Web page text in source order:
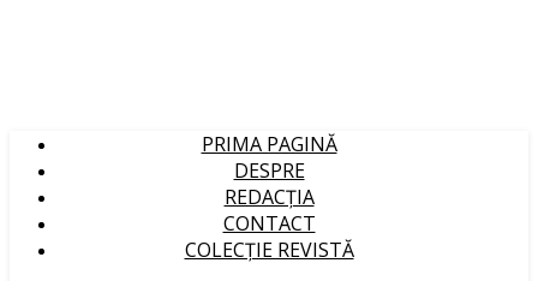
PRIMA PAGINĂ
DESPRE
REDACȚIA
CONTACT
COLECȚIE REVISTĂ